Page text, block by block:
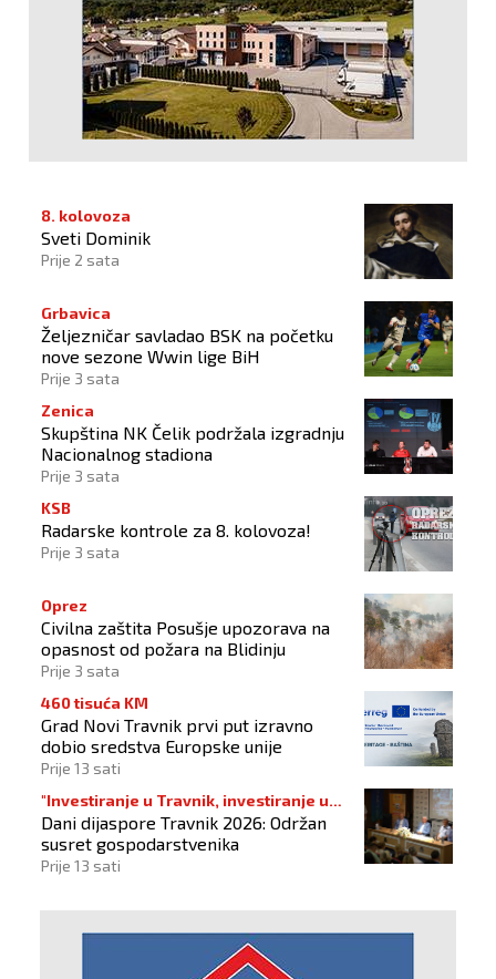
8. kolovoza
Sveti Dominik
Prije 2 sata
Grbavica
Željezničar savladao BSK na početku
nove sezone Wwin lige BiH
Prije 3 sata
Zenica
Skupština NK Čelik podržala izgradnju
Nacionalnog stadiona
Prije 3 sata
KSB
Radarske kontrole za 8. kolovoza!
Prije 3 sata
Oprez
Civilna zaštita Posušje upozorava na
opasnost od požara na Blidinju
Prije 3 sata
460 tisuća KM
Grad Novi Travnik prvi put izravno
dobio sredstva Europske unije
Prije 13 sati
"Investiranje u Travnik, investiranje u
budućnost"
Dani dijaspore Travnik 2026: Održan
susret gospodarstvenika
Prije 13 sati